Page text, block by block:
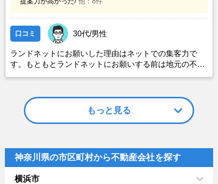
口コミ 30代/男性
ランドネットにお願いした理由はネットでの集客力で
す。もともとランドネットにお願いする前は地元の不動
動産屋では取り扱ってもらえませんでした。そこでそれ
までに取引があり、全国対応しているランドネットにお
願いしました。
もっと見る
神奈川県の市区町村から不動産会社を探す
横浜市